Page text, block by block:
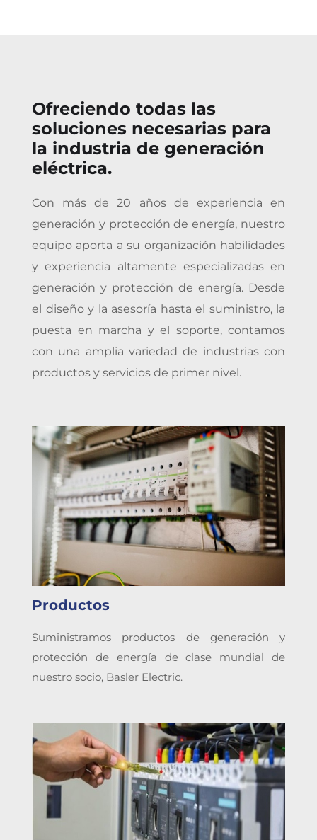
Ofreciendo todas las
soluciones necesarias para
la industria de generación
eléctrica.
Con más de 20 años de experiencia en
generación y protección de energía, nuestro
equipo aporta a su organización habilidades
y experiencia altamente especializadas en
generación y protección de energía. Desde
el diseño y la asesoría hasta el suministro, la
puesta en marcha y el soporte, contamos
con una amplia variedad de industrias con
productos y servicios de primer nivel.
Productos
Suministramos productos de generación y
protección de energía de clase mundial de
nuestro socio, Basler Electric.